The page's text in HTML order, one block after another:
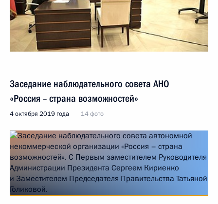
Заседание наблюдательного совета АНО
«Россия – страна возможностей»
4 октября 2019 года 14 фото